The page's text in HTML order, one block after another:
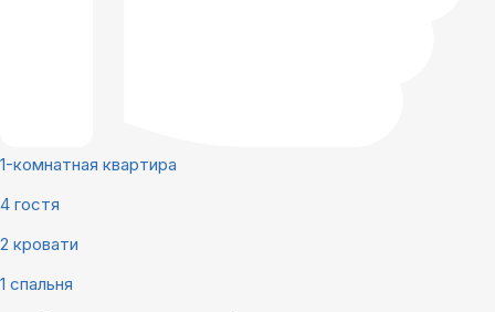
1-комнатная квартира
4 гостя
2 кровати
1 спальня